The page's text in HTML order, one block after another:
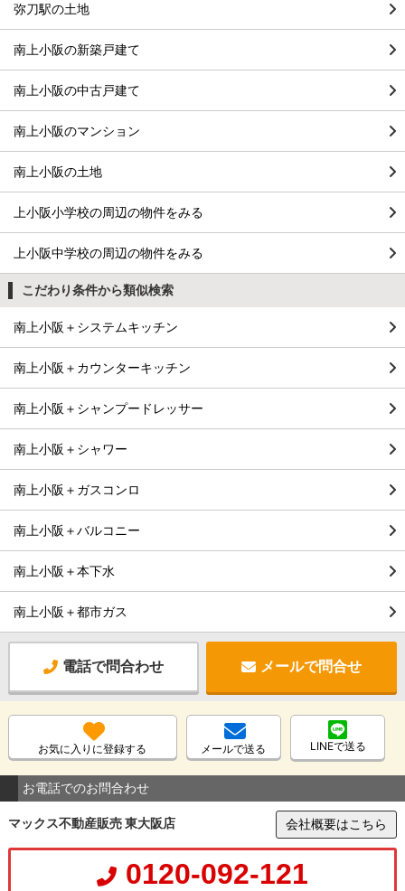
弥刀駅の土地
南上小阪の新築戸建て
南上小阪の中古戸建て
南上小阪のマンション
南上小阪の土地
上小阪小学校の周辺の物件をみる
上小阪中学校の周辺の物件をみる
こだわり条件から類似検索
南上小阪＋システムキッチン
南上小阪＋カウンターキッチン
南上小阪＋シャンプードレッサー
南上小阪＋シャワー
南上小阪＋ガスコンロ
南上小阪＋バルコニー
南上小阪＋本下水
南上小阪＋都市ガス
電話で問合わせ メールで問合せ
お気に入りに登録する メールで送る LINEで送る
お電話でのお問合わせ
マックス不動産販売 東大阪店 会社概要はこちら
0120-092-121